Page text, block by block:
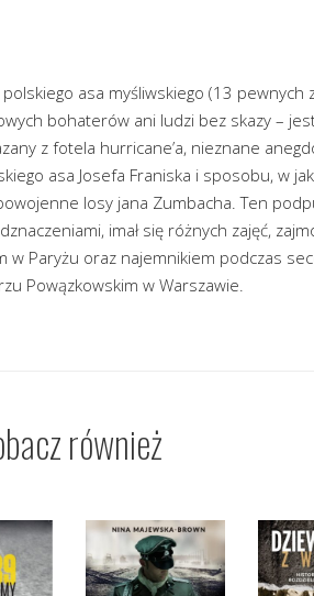
asa myśliwskiego (13
bohaterów ani ludzi bez skazy –
z fotela hurricane’a, nieznane
asa Josefa Franiska i sposobu, w
losy jana Zumbacha. Ten
imał się różnych zajęć,
w Paryżu oraz najemnikiem podczas
Powązkowskim w Warszawie.
również